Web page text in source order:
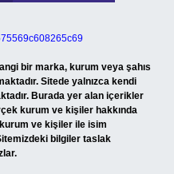
bir marka, kurum veya şahıs
Sitede yalnızca kendi
Burada yer alan içerikler
kurum ve kişiler hakkında
ve kişiler ile isim
bilgiler taslak